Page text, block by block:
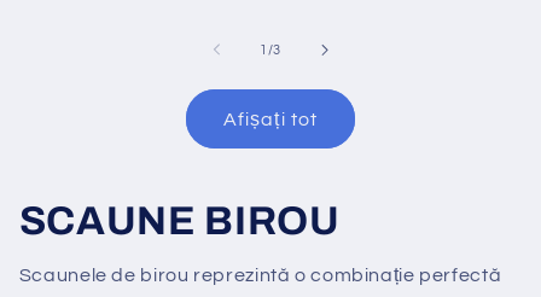
1 /din
3
Afișați tot
SCAUNE BIROU
Scaunele de birou reprezintă o combinație perfectă